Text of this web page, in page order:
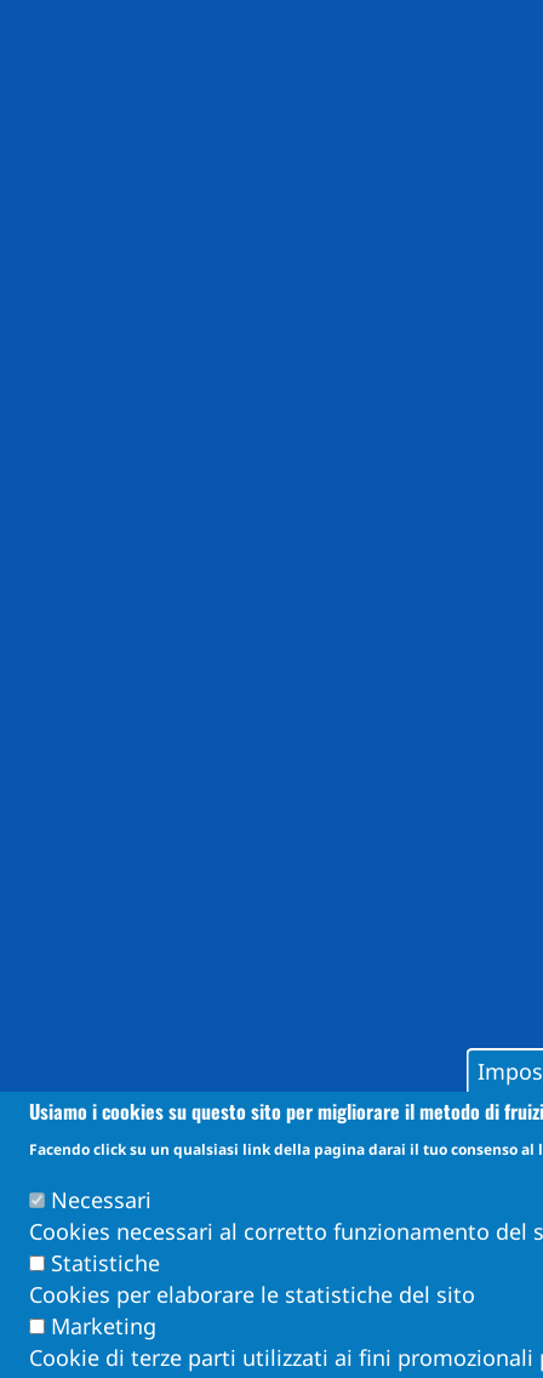
Usiamo i cookies su questo sito per migliorare il metodo di
Facendo click su un qualsiasi link della pagina darai il tuo consenso al
Necessari
Cookies necessari al corretto funzionamento del
Statistiche
Cookies per elaborare le statistiche del sito
Marketing
Cookie di terze parti utilizzati ai fini